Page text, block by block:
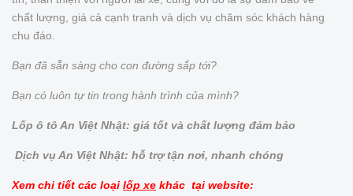
chất lượng, giá cả cạnh tranh và dịch vụ chăm sóc khách hàng
chu đáo.
Bạn đã sẵn sàng cho con đường sắp tới?
Bạn có luôn tự tin trong hành trình của mình?
Lốp ô tô An Việt Nhật: giá tốt và chất lượng đảm bảo
Dịch vụ An Việt Nhật: hỗ trợ tận nơi, nhanh chóng
Xem chi tiết các loại lốp xe khác tại website: